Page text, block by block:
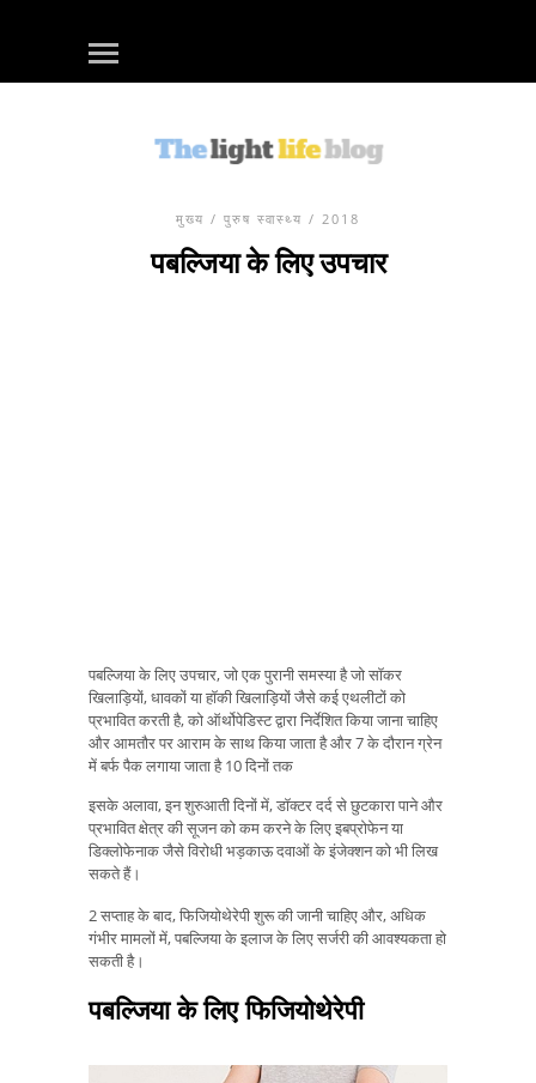
मुख्य / पुरुष स्वास्थ्य / 2018
पबल्जिया के लिए उपचार
पबल्जिया के लिए उपचार, जो एक पुरानी समस्या है जो सॉकर
खिलाड़ियों, धावकों या हॉकी खिलाड़ियों जैसे कई एथलीटों को
प्रभावित करती है, को ऑर्थोपेडिस्ट द्वारा निर्देशित किया जाना चाहिए
और आमतौर पर आराम के साथ किया जाता है और 7 के दौरान ग्रेन
में बर्फ पैक लगाया जाता है 10 दिनों तक
इसके अलावा, इन शुरुआती दिनों में, डॉक्टर दर्द से छुटकारा पाने और
प्रभावित क्षेत्र की सूजन को कम करने के लिए इबप्रोफेन या
डिक्लोफेनाक जैसे विरोधी भड़काऊ दवाओं के इंजेक्शन को भी लिख
सकते हैं।
2 सप्ताह के बाद, फिजियोथेरेपी शुरू की जानी चाहिए और, अधिक
गंभीर मामलों में, पबल्जिया के इलाज के लिए सर्जरी की आवश्यकता हो
सकती है।
पबल्जिया के लिए फिजियोथेरेपी